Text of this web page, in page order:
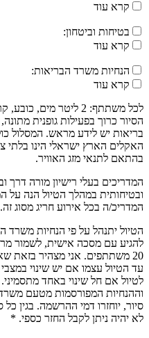
קרא עוד
בטיחות וביטחון:
קרא עוד
הנחיות משרד הבריאות:
קרא עוד
לכל משתתף: 2 ליטר
הסיור כרוך בפעילות גופנית
בריאות יש לידע מראש. המסלול
האקלים הארץ ישראלי הינו בלתי
בהתאם לתנאי מזג האוויר.
המדריכים בעלי רישיון מורה דרך
ובטיחותית במהלך הטיול הנה על
המדריכ/ה בכל אירוע חריג מסוג זה.
הטיול יתנהל על פי הנחיות
להגיע עם מסכה אישית, לשמור
20 משתתפים. אני מצהיר בזאת
עד הטיול עצמו אם יש שינוי
לטיול אם חל שינוי באחד
וההנחיות המפורסמות מטעם
סיור, יוחזרו דמי ההרשמה. בגין
לא יהיה ניתן לקבל החזר כספי. *